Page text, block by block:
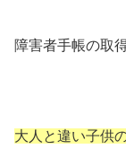
障害者手帳の取
大人と違い子供